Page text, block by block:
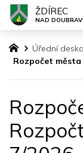
Úřední deska
Rozpočet
ŽDÍREC
NAD